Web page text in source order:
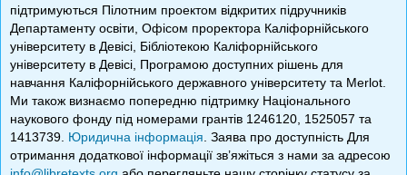
підтримуються Пілотним проектом відкритих підручників
Департаменту освіти, Офісом проректора Каліфорнійського
університету в Девісі, Бібліотекою Каліфорнійського
університету в Девісі, Програмою доступних рішень для
навчання Каліфорнійського державного університету та Merlot.
Ми також визнаємо попередню підтримку Національного
наукового фонду під номерами грантів 1246120, 1525057 та
1413739. Юридична інформація . Заява про доступність Для
отримання додаткової інформації зв’яжіться з нами за адресою